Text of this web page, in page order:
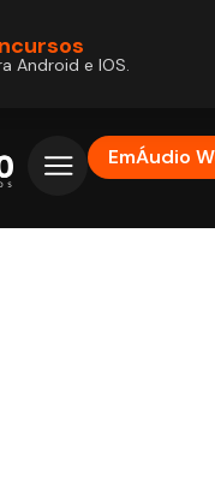
EmÁudio
Android e IOS.